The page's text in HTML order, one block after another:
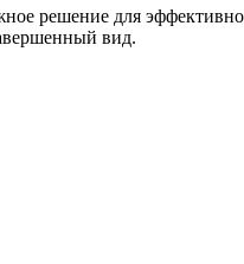
решение для
вид.